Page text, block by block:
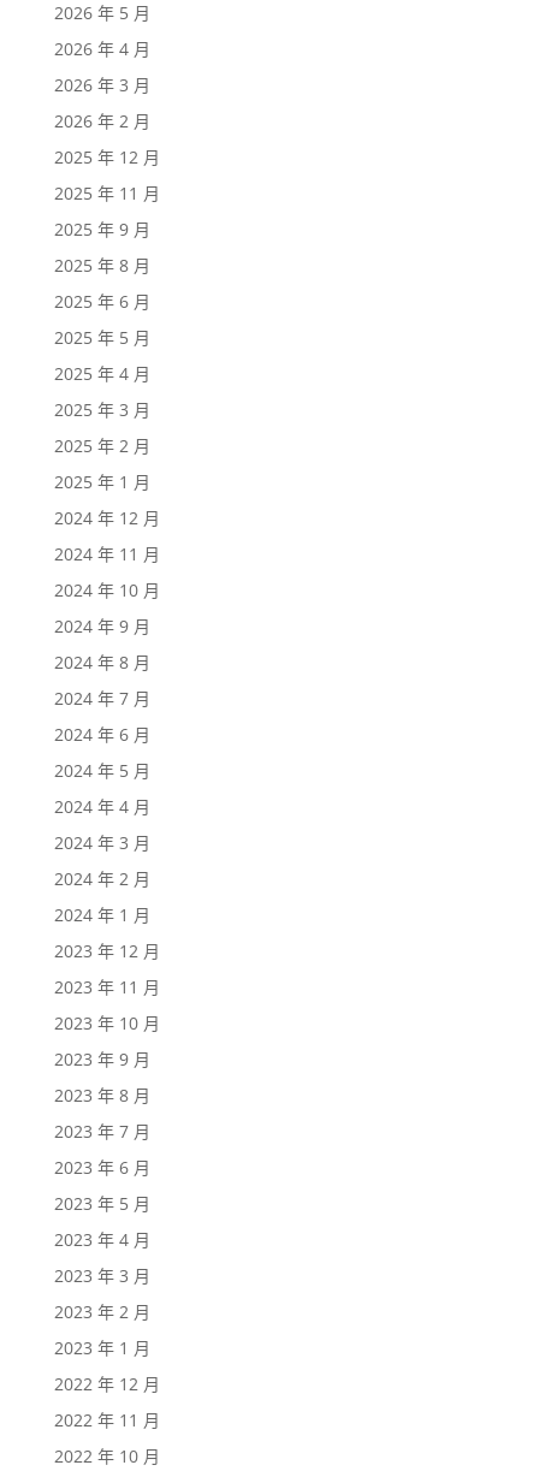
2026 年 5 月
2026 年 4 月
2026 年 3 月
2026 年 2 月
2025 年 12 月
2025 年 11 月
2025 年 9 月
2025 年 8 月
2025 年 6 月
2025 年 5 月
2025 年 4 月
2025 年 3 月
2025 年 2 月
2025 年 1 月
2024 年 12 月
2024 年 11 月
2024 年 10 月
2024 年 9 月
2024 年 8 月
2024 年 7 月
2024 年 6 月
2024 年 5 月
2024 年 4 月
2024 年 3 月
2024 年 2 月
2024 年 1 月
2023 年 12 月
2023 年 11 月
2023 年 10 月
2023 年 9 月
2023 年 8 月
2023 年 7 月
2023 年 6 月
2023 年 5 月
2023 年 4 月
2023 年 3 月
2023 年 2 月
2023 年 1 月
2022 年 12 月
2022 年 11 月
2022 年 10 月